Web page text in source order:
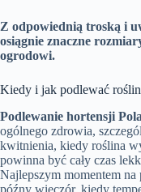
Z odpowiednią troską i
osiągnie znaczne
ogrodowi.
Kiedy i jak podlewać
Podlewanie hortensji
ogólnego zdrowia,
kwitnienia, kiedy roślina
powinna być cały czas
Najlepszym momentem
późny wieczór, kiedy